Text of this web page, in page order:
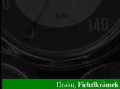
Draku, Fichtlkrámek